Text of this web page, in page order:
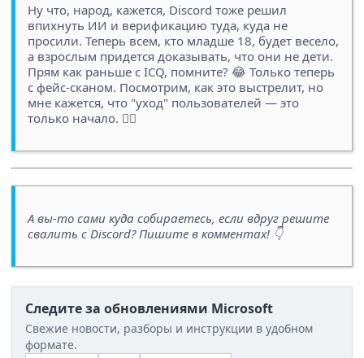
Ну что, народ, кажется, Discord тоже решил
впихнуть ИИ и верификацию туда, куда не
просили. Теперь всем, кто младше 18, будет весело,
а взрослым придется доказывать, что они не дети.
Прям как раньше с ICQ, помните? 😂 Только теперь
с фейс-сканом. Посмотрим, как это выстрелит, но
мне кажется, что "уход" пользователей — это
только начало. 🤷‍♂️
А вы-то сами куда собираетесь, если вдруг решите
свалить с Discord? Пишите в комментах! 👇
Следите за обновлениями Microsoft
Свежие новости, разборы и инструкции в удобном
формате.